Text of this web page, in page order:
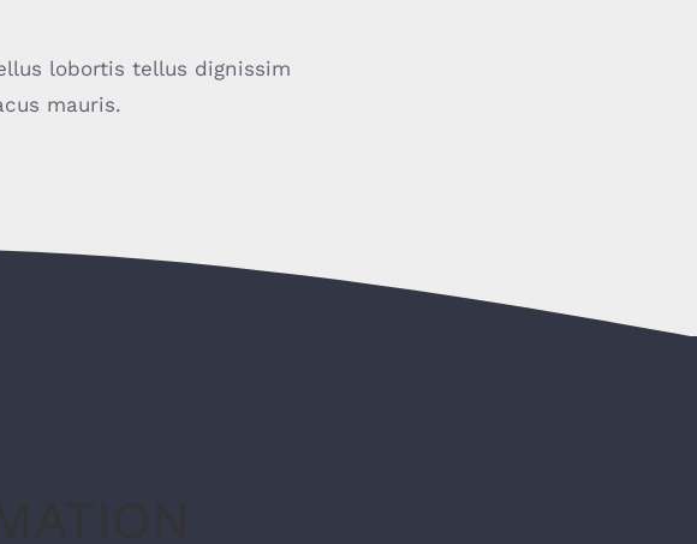
lobortis tellus dignissim
mauris.